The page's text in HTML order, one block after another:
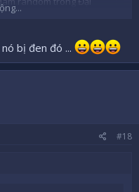
1 đống, random đấm
dè gặp 41 này, siêu nản
trc 1,2 tiếng, kẹt thì nằm
bị đen đó ...
#18